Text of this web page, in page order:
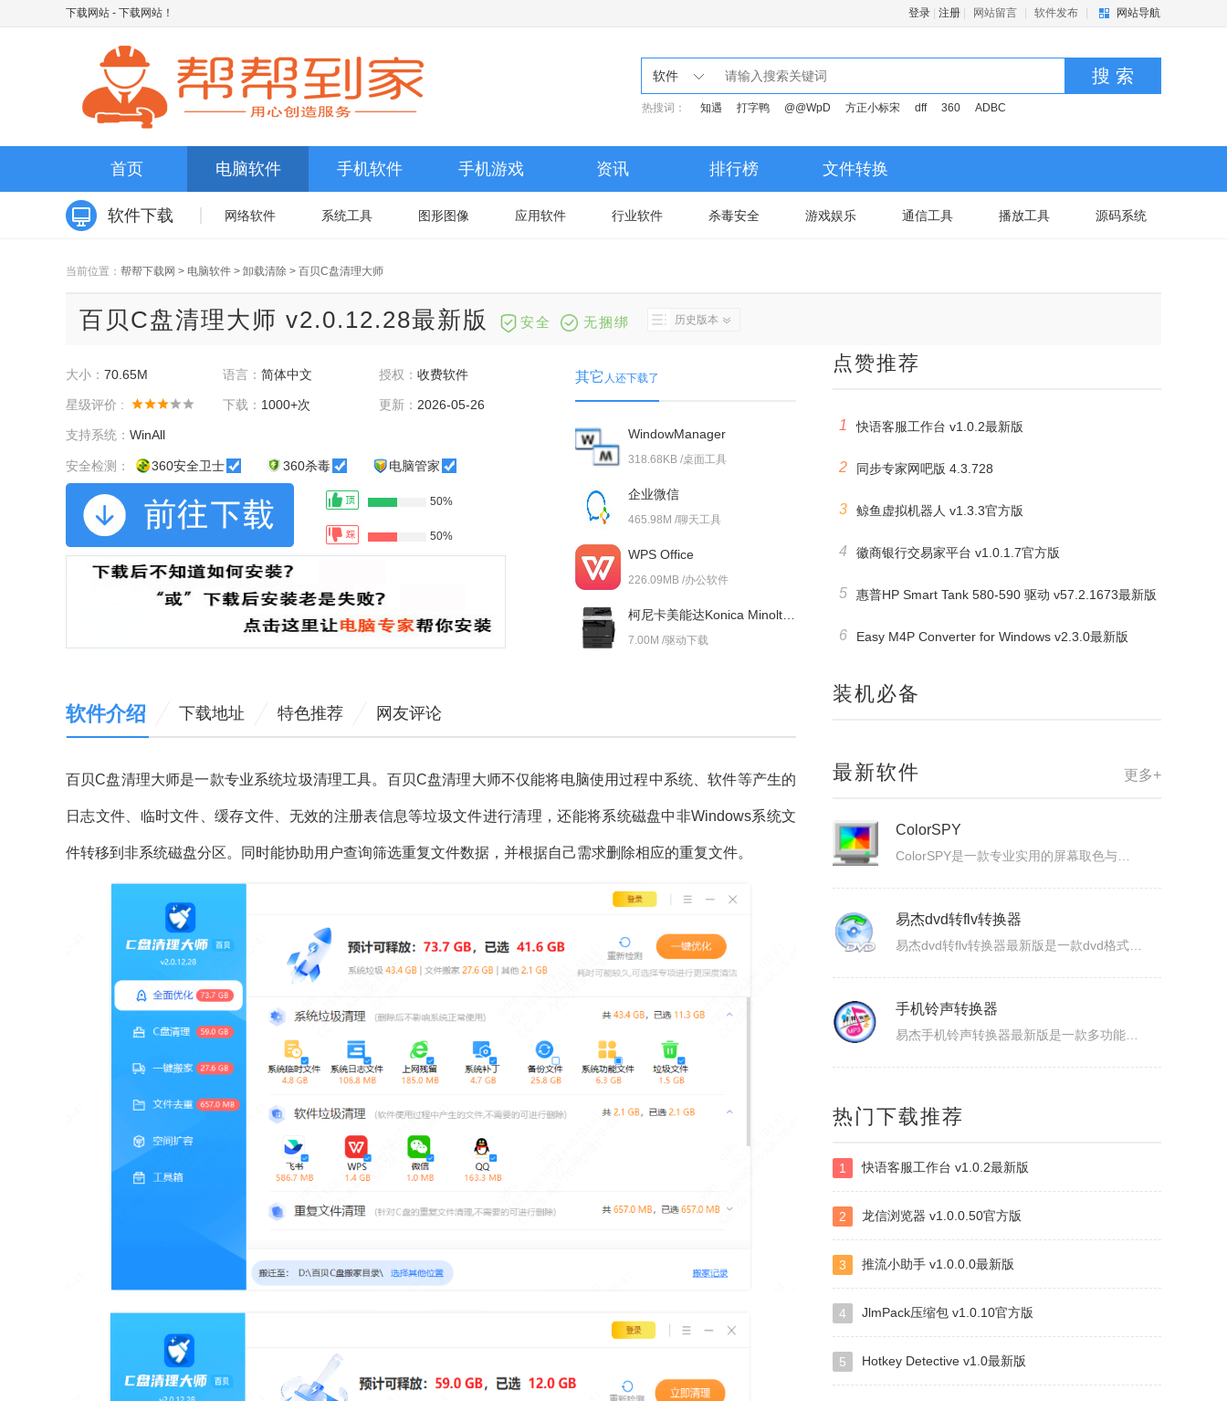
下载网站 - 下载网站！ 登录 注册 网站留言 软件发布 网站导航
软件 搜 索
热搜词： 知遇 打字鸭 @@WpD 方正小标宋 dff 360 ADBC
首页 电脑软件 手机软件 手机游戏 资讯 排行榜 文件转换
软件下载 网络软件 系统工具 图形图像 应用软件 行业软件 杀毒安全 游戏娱乐 通信工具 播放工具 源码系统
当前位置： 帮帮下载网 > 电脑软件 > 卸载清除 > 百贝C盘清理大师
百贝C盘清理大师 v2.0.12.28最新版 安全 无捆绑 历史版本
大小： 70.65M 语言： 简体中文 授权：收费软件
星级评价 : 下载： 1000+次 更新： 2026-05-26
支持系统： WinAll
安全检测： 360安全卫士 360杀毒 电脑管家
50%
50%
其它 人还下载了
WindowManager
318.68KB /桌面工具
企业微信
465.98M /聊天工具
WPS Office
226.09MB /办公软件
7.00M /驱动下载
软件介绍 下载地址 特色推荐 网友评论
百贝C盘清理大师是一款专业系统垃圾清理工具。百贝C盘清理大师不仅能将电脑使用过程中系统、软件等产生的
日志文件、临时文件、缓存文件、无效的注册表信息等垃圾文件进行清理，还能将系统磁盘中非Windows系统文
件转移到非系统磁盘分区。同时能协助用户查询筛选重复文件数据，并根据自己需求删除相应的重复文件。
点赞推荐
1 快语客服工作台 v1.0.2最新版
2 同步专家网吧版 4.3.728
3 鲸鱼虚拟机器人 v1.3.3官方版
4 徽商银行交易家平台 v1.0.1.7官方版
5 惠普HP Smart Tank 580-590 驱动 v57.2.1673最新版
6 Easy M4P Converter for Windows v2.3.0最新版
装机必备
更多+
最新软件
ColorSPY
易杰dvd转flv转换器
手机铃声转换器
虹盘
小云
热门下载推荐
1 快语客服工作台 v1.0.2最新版
2 龙信浏览器 v1.0.0.50官方版
3 推流小助手 v1.0.0.0最新版
4 JlmPack压缩包 v1.0.10官方版
5 Hotkey Detective v1.0最新版